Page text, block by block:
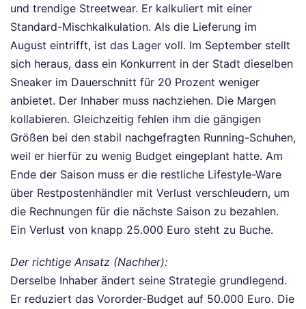
und trendige Streetwear. Er kalkuliert mit einer
Standard-Mischkalkulation. Als die Lieferung im
August eintrifft, ist das Lager voll. Im September stellt
sich heraus, dass ein Konkurrent in der Stadt dieselben
Sneaker im Dauerschnitt für 20 Prozent weniger
anbietet. Der Inhaber muss nachziehen. Die Margen
kollabieren. Gleichzeitig fehlen ihm die gängigen
Größen bei den stabil nachgefragten Running-Schuhen,
weil er hierfür zu wenig Budget eingeplant hatte. Am
Ende der Saison muss er die restliche Lifestyle-Ware
über Restpostenhändler mit Verlust verschleudern, um
die Rechnungen für die nächste Saison zu bezahlen.
Ein Verlust von knapp 25.000 Euro steht zu Buche.
Der richtige Ansatz (Nachher):
Derselbe Inhaber ändert seine Strategie grundlegend.
Er reduziert das Vororder-Budget auf 50.000 Euro. Die